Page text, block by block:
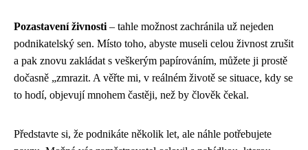
Pozastavení živnosti – tahle možnost zachránila už nejeden
podnikatelský sen. Místo toho, abyste museli celou živnost zrušit
a pak znovu zakládat s veškerým papírováním, můžete ji prostě
dočasně „zmrazit. A věřte mi, v reálném životě se situace, kdy se
to hodí, objevují mnohem častěji, než by člověk čekal.
Představte si, že podnikáte několik let, ale náhle potřebujete